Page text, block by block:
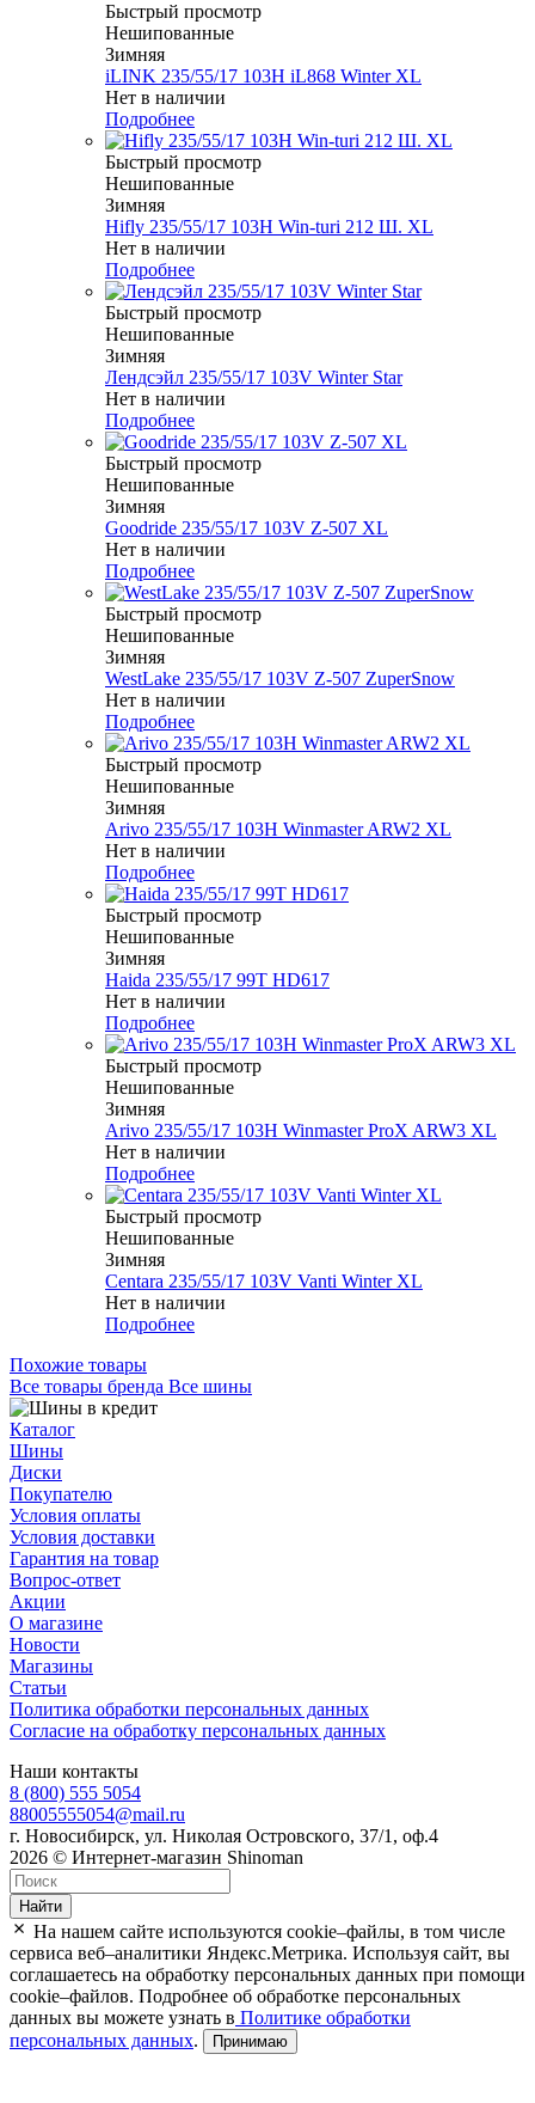
Быстрый просмотр
Нешипованные
Зимняя
iLINK 235/55/17 103H iL868 Winter XL
Нет в наличии
Подробнее
Быстрый просмотр
Нешипованные
Зимняя
Hifly 235/55/17 103H Win-turi 212 Ш. XL
Нет в наличии
Подробнее
Быстрый просмотр
Нешипованные
Зимняя
Лендсэйл 235/55/17 103V Winter Star
Нет в наличии
Подробнее
Быстрый просмотр
Нешипованные
Зимняя
Goodride 235/55/17 103V Z-507 XL
Нет в наличии
Подробнее
Быстрый просмотр
Нешипованные
Зимняя
WestLake 235/55/17 103V Z-507 ZuperSnow
Нет в наличии
Подробнее
Быстрый просмотр
Нешипованные
Зимняя
Arivo 235/55/17 103H Winmaster ARW2 XL
Нет в наличии
Подробнее
Быстрый просмотр
Нешипованные
Зимняя
Haida 235/55/17 99T HD617
Нет в наличии
Подробнее
Быстрый просмотр
Нешипованные
Зимняя
Arivo 235/55/17 103H Winmaster ProX ARW3 XL
Нет в наличии
Подробнее
Быстрый просмотр
Нешипованные
Зимняя
Centara 235/55/17 103V Vanti Winter XL
Нет в наличии
Подробнее
Похожие товары
Все товары бренда Все шины
Каталог
Шины
Диски
Покупателю
Условия оплаты
Условия доставки
Гарантия на товар
Вопрос-ответ
Акции
О магазине
Новости
Магазины
Статьи
Политика обработки персональных данных
Согласие на обработку персональных данных
Наши контакты
8 (800) 555 5054
88005555054@mail.ru
г. Новосибирск, ул. Николая Островского, 37/1, оф.4
2026 © Интернет-магазин Shinoman
Найти
На нашем сайте используются cookie–файлы, в том числе
сервиса веб–аналитики Яндекс.Метрика. Используя сайт, вы
соглашаетесь на обработку персональных данных при помощи
cookie–файлов. Подробнее об обработке персональных
данных вы можете узнать в Политике обработки
персональных данных. Принимаю